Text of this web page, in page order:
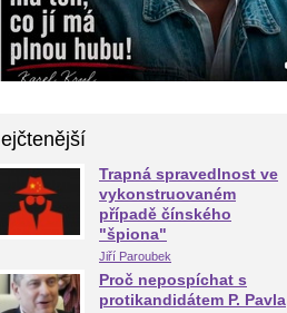
Trapná spravedlnost ve
vykonstruovaném
případě čínského
"špiona"
Jiří Paroubek
Proč nepospíchat s
protikandidátem P. Pavla